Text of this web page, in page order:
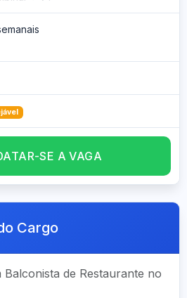
SE A VAGA
Cargo
de Restaurante no